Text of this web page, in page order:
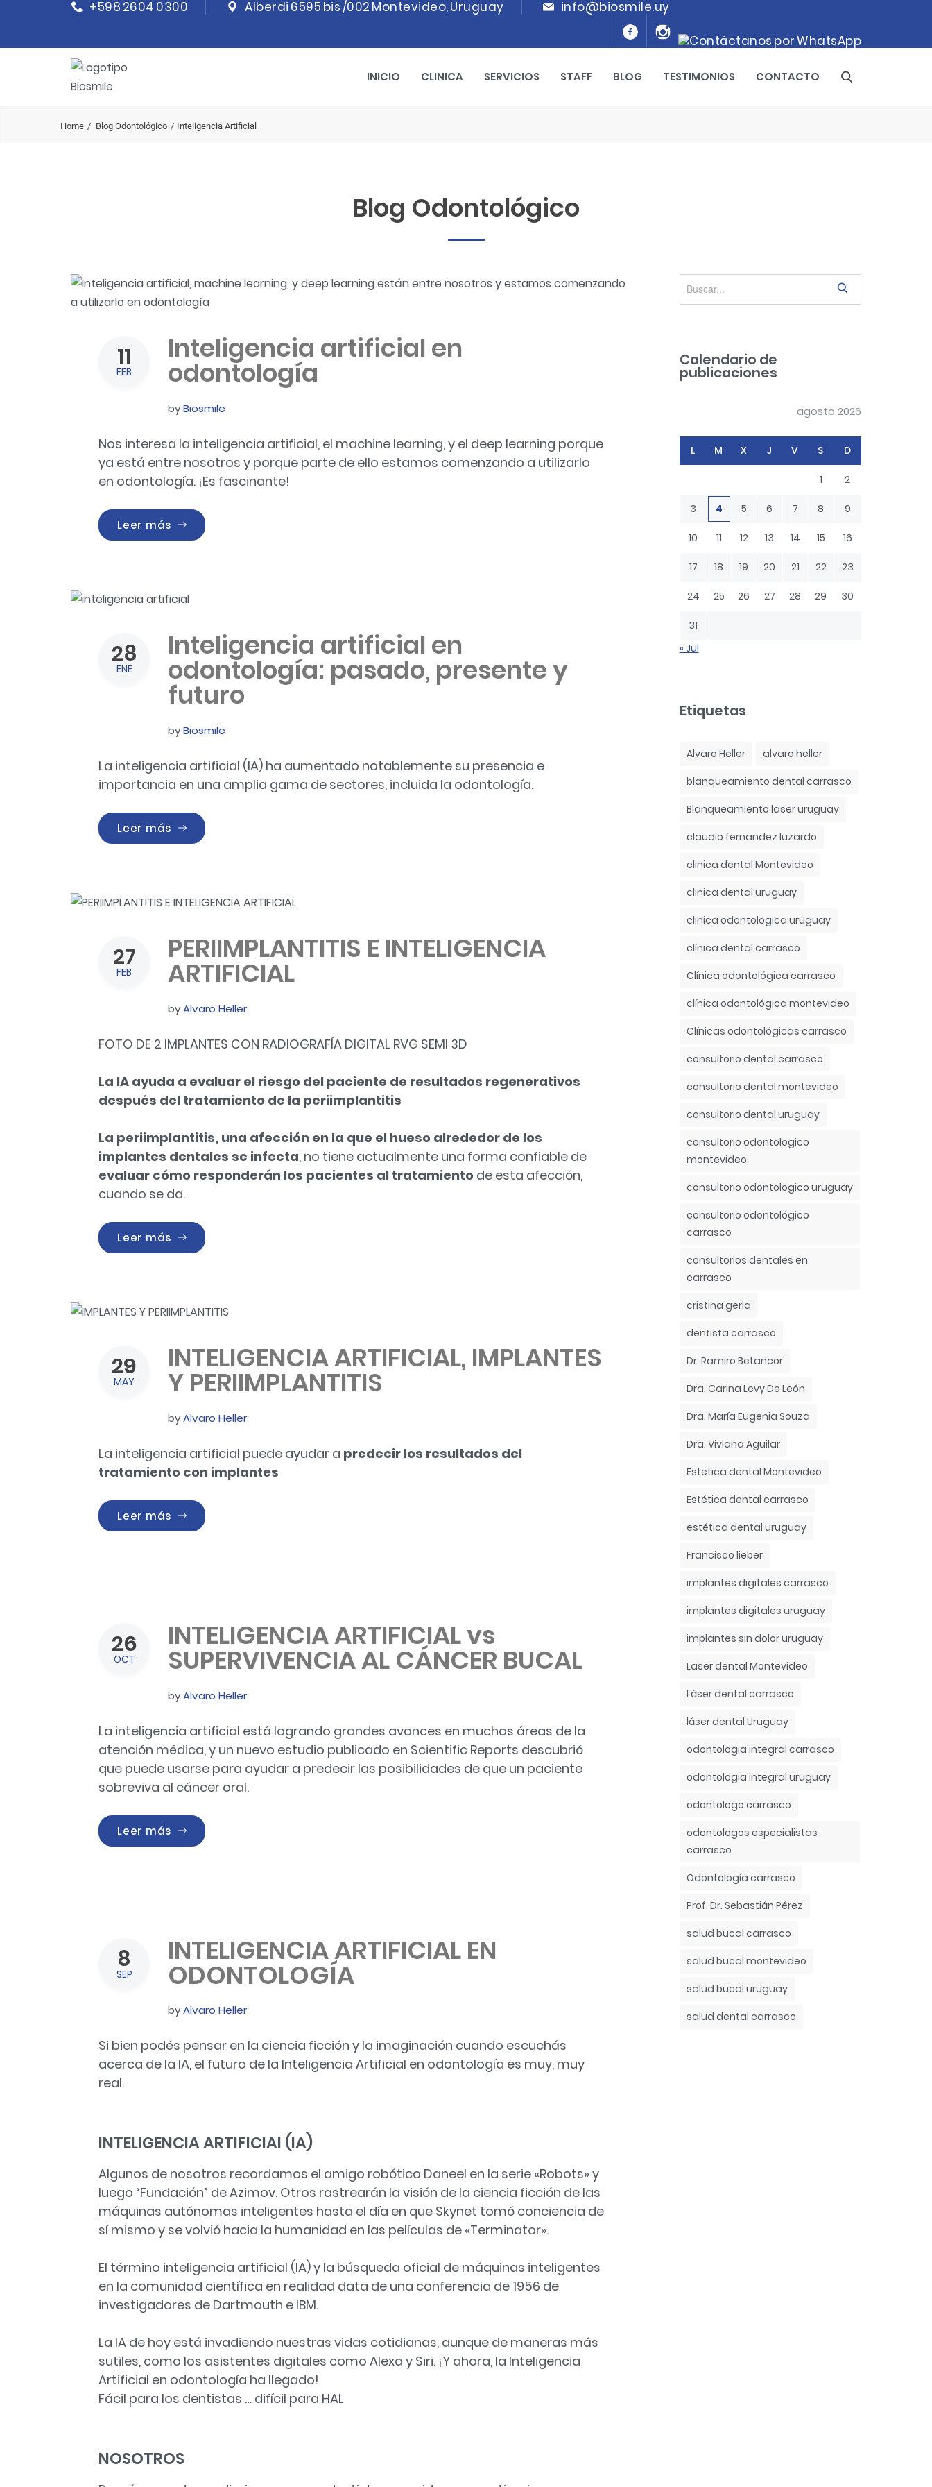
+598 2604 0300 Alberdi 6595 bis /002 Montevideo, Uruguay info@biosmile.uy
INICIO CLINICA SERVICIOS STAFF BLOG TESTIMONIOS CONTACTO
Home Blog Odontológico Inteligencia Artificial
11
FEB
Inteligencia artificial en
odontología
byBiosmile
Nos interesa la inteligencia artificial, el machine learning, y el deep learning porque
ya está entre nosotros y porque parte de ello estamos comenzando a utilizarlo
en odontología. ¡Es fascinante!
Leer más «Inteligencia artificial en odontología»
28
ENE
Inteligencia artificial en
odontología: pasado, presente y
futuro
byBiosmile
La inteligencia artificial (IA) ha aumentado notablemente su presencia e
importancia en una amplia gama de sectores, incluida la odontología.
Leer más «Inteligencia artificial en odontología: pasado, presente y futuro»
27
FEB
PERIIMPLANTITIS E INTELIGENCIA
ARTIFICIAL
byAlvaro Heller
FOTO DE 2 IMPLANTES CON RADIOGRAFÍA DIGITAL RVG SEMI 3D
La IA ayuda a evaluar el riesgo del paciente de resultados regenerativos
después del tratamiento de la periimplantitis
La periimplantitis, una afección en la que el hueso alrededor de los
implantes dentales se infecta, no tiene actualmente una forma confiable de
evaluar cómo responderán los pacientes al tratamiento de esta afección,
cuando se da.
Leer más «PERIIMPLANTITIS E INTELIGENCIA ARTIFICIAL»
29
MAY
INTELIGENCIA ARTIFICIAL, IMPLANTES
Y PERIIMPLANTITIS
byAlvaro Heller
La inteligencia artificial puede ayudar a predecir los resultados del
tratamiento con implantes
Leer más «INTELIGENCIA ARTIFICIAL, IMPLANTES Y PERIIMPLANTITIS»
26
OCT
INTELIGENCIA ARTIFICIAL vs
SUPERVIVENCIA AL CÁNCER BUCAL
byAlvaro Heller
La inteligencia artificial está logrando grandes avances en muchas áreas de la
atención médica, y un nuevo estudio publicado en Scientific Reports descubrió
que puede usarse para ayudar a predecir las posibilidades de que un paciente
sobreviva al cáncer oral.
Leer más «INTELIGENCIA ARTIFICIAL vs SUPERVIVENCIA AL CÁNCER BUCAL»
8
SEP
INTELIGENCIA ARTIFICIAL EN
ODONTOLOGÍA
byAlvaro Heller
Si bien podés pensar en la ciencia ficción y la imaginación cuando escuchás
acerca de la IA, el futuro de la Inteligencia Artificial en odontología es muy, muy
real.
INTELIGENCIA ARTIFICIAl (IA)
Algunos de nosotros recordamos el amigo robótico Daneel en la serie «Robots» y
luego “Fundación” de Azimov. Otros rastrearán la visión de la ciencia ficción de las
máquinas autónomas inteligentes hasta el día en que Skynet tomó conciencia de
sí mismo y se volvió hacia la humanidad en las películas de «Terminator».
El término inteligencia artificial (IA) y la búsqueda oficial de máquinas inteligentes
en la comunidad científica en realidad data de una conferencia de 1956 de
investigadores de Dartmouth e IBM.
La IA de hoy está invadiendo nuestras vidas cotidianas, aunque de maneras más
sutiles, como los asistentes digitales como Alexa y Siri. ¡Y ahora, la Inteligencia
Artificial en odontología ha llegado!
Fácil para los dentistas … difícil para HAL
NOSOTROS
e
Calendario de
publicaciones
agosto 2026
L M X J V S D
1 2
3 4 5 6 7 8 9
10 11 12 13 14 15 16
17 18 19 20 21 22 23
24 25 26 27 28 29 30
31
« Jul
Etiquetas
Alvaro Heller
alvaro heller
blanqueamiento dental carrasco
Blanqueamiento laser uruguay
claudio fernandez luzardo
clinica dental Montevideo
clinica dental uruguay
clinica odontologica uruguay
clínica dental carrasco
Clínica odontológica carrasco
clínica odontológica montevideo
Clínicas odontológicas carrasco
consultorio dental carrasco
consultorio dental montevideo
consultorio dental uruguay
consultorio odontologico
montevideo
consultorio odontologico uruguay
consultorio odontológico
carrasco
consultorios dentales en
carrasco
cristina gerla
dentista carrasco
Dr. Ramiro Betancor
Dra. Carina Levy De León
Dra. María Eugenia Souza
Dra. Viviana Aguilar
Estetica dental Montevideo
Estética dental carrasco
estética dental uruguay
Francisco lieber
implantes digitales carrasco
implantes digitales uruguay
implantes sin dolor uruguay
Laser dental Montevideo
Láser dental carrasco
láser dental Uruguay
odontologia integral carrasco
odontologia integral uruguay
odontologo carrasco
odontologos especialistas
carrasco
Odontología carrasco
Prof. Dr. Sebastián Pérez
salud bucal carrasco
salud bucal montevideo
salud bucal uruguay
salud dental carrasco